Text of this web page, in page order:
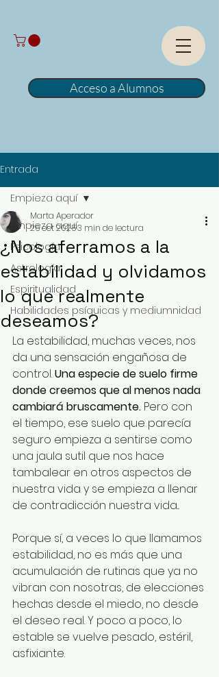
Acceso a Alumnos
Entrada
Empieza aquí
Psicología
Astrología
Espiritualidad
Habilidades psíquicas y mediumnidad
Empieza aquí
¿Nos aferramos a la
estabilidad y olvidamos
lo que realmente
deseamos?
Marta Aperador
26 oct 20253 min de lectura
La estabilidad, muchas veces, nos
da una sensación engañosa de
control. Una especie de suelo firme
donde creemos que al menos nada
cambiará bruscamente. Pero con
el tiempo, ese suelo que parecía
seguro empieza a sentirse como
una jaula sutil que nos hace
tambalear en otros aspectos de
nuestra vida y se empieza a llenar
de contradicción nuestra vida...
Porque sí, a veces lo que llamamos
estabilidad, no es más que una
acumulación de rutinas que ya no
vibran con nosotras, de elecciones
hechas desde el miedo, no desde
el deseo real. Y poco a poco, lo
estable se vuelve pesado, estéril,
asfixiante.